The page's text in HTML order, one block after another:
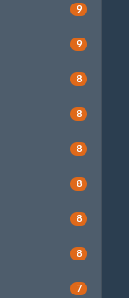
9
9
8
8
8
8
8
8
7